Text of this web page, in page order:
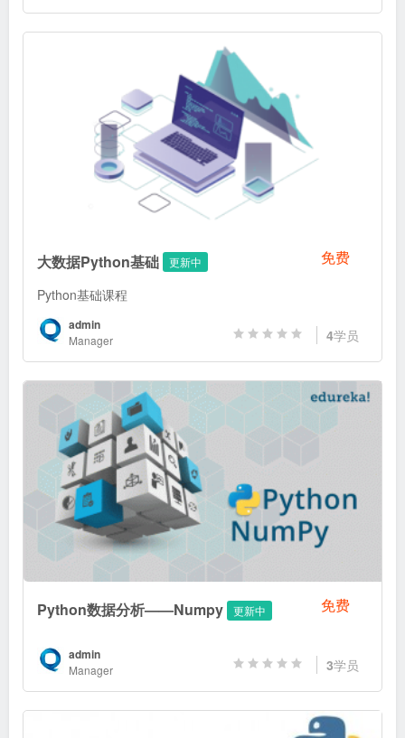
免费
大数据Python基础 更新中
Python基础课程
admin
Manager 4学员
免费
Python数据分析——Numpy 更新中
admin
Manager 3学员